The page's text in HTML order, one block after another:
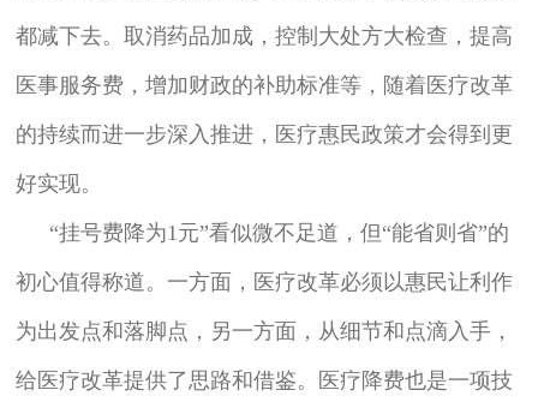
都减下去。取消药品加成，控制大处方大检查，提高
医事服务费，增加财政的补助标准等，随着医疗改革
的持续而进一步深入推进，医疗惠民政策才会得到更
好实现。
“挂号费降为1元”看似微不足道，但“能省则省”的
初心值得称道。一方面，医疗改革必须以惠民让利作
为出发点和落脚点，另一方面，从细节和点滴入手，
给医疗改革提供了思路和借鉴。医疗降费也是一项技